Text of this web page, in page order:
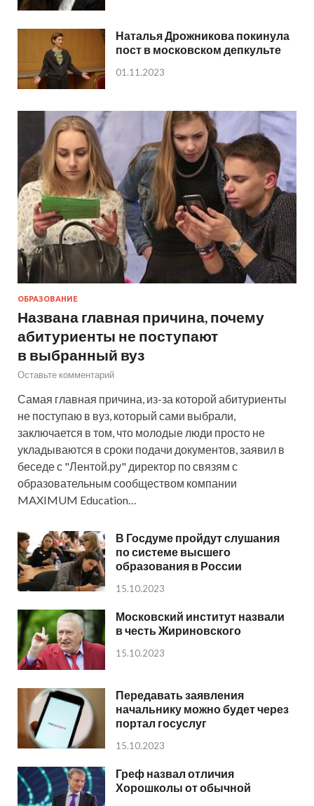
Наталья Дрожникова покинула
пост в московском депкульте
01.11.2023
ОБРАЗОВАНИЕ
Названа главная причина, почему
абитуриенты не поступают
в выбранный вуз
Оставьте комментарий
Самая главная причина, из-за которой абитуриенты
не поступаю в вуз, который сами выбрали,
заключается в том, что молодые люди просто не
укладываются в сроки подачи документов, заявил в
беседе с "Лентой.ру" директор по связям с
образовательным сообществом компании
MAXIMUM Education…
В Госдуме пройдут слушания
по системе высшего
образования в России
15.10.2023
Московский институт назвали
в честь Жириновского
15.10.2023
Передавать заявления
начальнику можно будет через
портал госуслуг
15.10.2023
Греф назвал отличия
Хорошколы от обычной